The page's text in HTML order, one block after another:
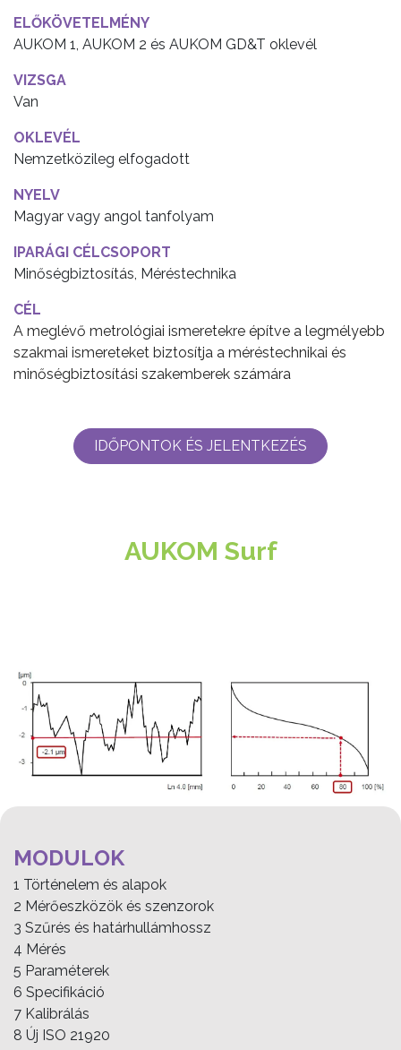
ELŐKÖVETELMÉNY
AUKOM 1, AUKOM 2 és AUKOM GD&T oklevél
VIZSGA
Van
OKLEVÉL
Nemzetközileg elfogadott
NYELV
Magyar vagy angol tanfolyam
IPARÁGI CÉLCSOPORT
Minőségbiztosítás, Méréstechnika
CÉL
A meglévő metrológiai ismeretekre építve a legmélyebb
szakmai ismereteket biztosítja a méréstechnikai és
minőségbiztosítási szakemberek számára
IDŐPONTOK ÉS JELENTKEZÉS
AUKOM Surf
MODULOK
1 Történelem és alapok
2 Mérőeszközök és szenzorok
3 Szűrés és határhullámhossz
4 Mérés
5 Paraméterek
6 Specifikáció
7 Kalibrálás
8 Új ISO 21920